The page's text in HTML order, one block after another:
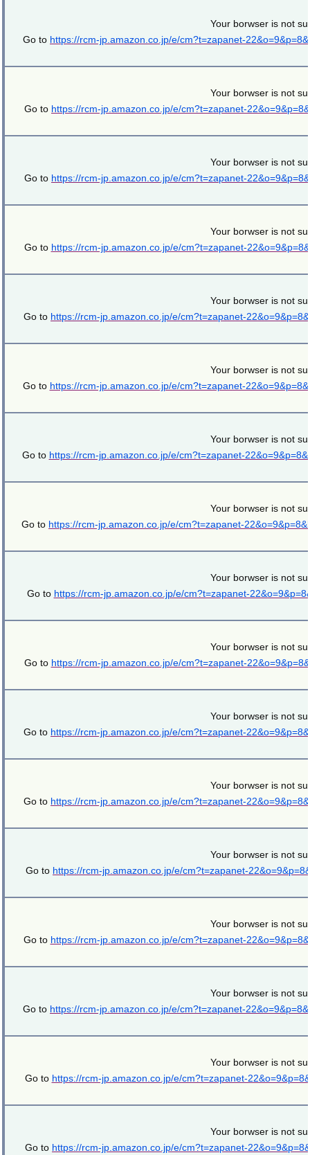
Your borwser is not
Go to https://rcm-jp.amazon.co.jp/e/cm?t=zapanet-
Your borwser is not
Go to https://rcm-jp.amazon.co.jp/e/cm?t=zapanet-
Your borwser is not
Go to https://rcm-jp.amazon.co.jp/e/cm?t=zapanet-
Your borwser is not
Go to https://rcm-jp.amazon.co.jp/e/cm?t=zapanet-
Your borwser is not
Go to https://rcm-jp.amazon.co.jp/e/cm?t=zapanet-
Your borwser is not
Go to https://rcm-jp.amazon.co.jp/e/cm?t=zapanet-
Your borwser is not
Go to https://rcm-jp.amazon.co.jp/e/cm?t=zapanet-
Your borwser is not
Go to https://rcm-jp.amazon.co.jp/e/cm?t=zapanet-
Your borwser is not
Go to https://rcm-jp.amazon.co.jp/e/cm?t=zapanet-
Your borwser is not
Go to https://rcm-jp.amazon.co.jp/e/cm?t=zapanet-
Your borwser is not
Go to https://rcm-jp.amazon.co.jp/e/cm?t=zapanet-
Your borwser is not
Go to https://rcm-jp.amazon.co.jp/e/cm?t=zapanet-
Your borwser is not
Go to https://rcm-jp.amazon.co.jp/e/cm?t=zapanet-
Your borwser is not
Go to https://rcm-jp.amazon.co.jp/e/cm?t=zapanet-
Your borwser is not
Go to https://rcm-jp.amazon.co.jp/e/cm?t=zapanet-
Your borwser is not
Go to https://rcm-jp.amazon.co.jp/e/cm?t=zapanet-
Your borwser is not
Go to https://rcm-jp.amazon.co.jp/e/cm?t=zapanet-